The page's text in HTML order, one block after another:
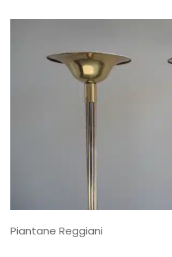
Piantane Reggiani